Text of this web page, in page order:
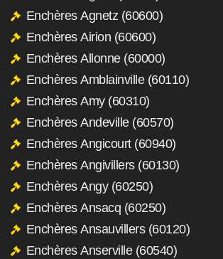
Enchères Agnetz (60600)
Enchères Airion (60600)
Enchères Allonne (60000)
Enchères Amblainville (60110)
Enchères Amy (60310)
Enchères Andeville (60570)
Enchères Angicourt (60940)
Enchères Angivillers (60130)
Enchères Angy (60250)
Enchères Ansacq (60250)
Enchères Ansauvillers (60120)
Enchères Anserville (60540)